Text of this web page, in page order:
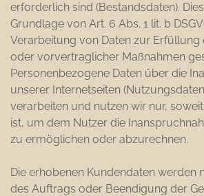
erforderlich sind (Bestandsdaten).
Grundlage von Art. 6 Abs. 1 lit. b
Verarbeitung von Daten zur Erfüllung
oder vorvertraglicher Maßnahmen
Personenbezogene Daten über die
unserer Internetseiten
verarbeiten und nutzen wir nur,
ist, um dem Nutzer die
zu ermöglichen oder abzurechnen.
Die erhobenen Kundendaten werden
des Auftrags oder Beendigung der